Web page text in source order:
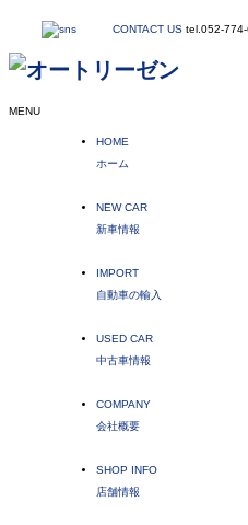
CONTACT US tel.052-774-
MENU
HOME
ホーム
NEW CAR
新車情報
IMPORT
自動車の輸入
USED CAR
中古車情報
COMPANY
会社概要
SHOP INFO
店舗情報